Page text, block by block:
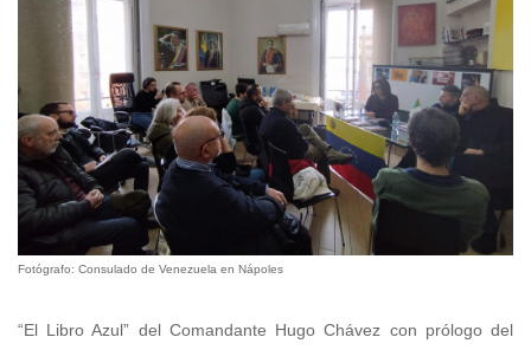
Fotógrafo: Consulado de Venezuela en Nápoles
“El Libro Azul” del Comandante Hugo Chávez con prólogo del